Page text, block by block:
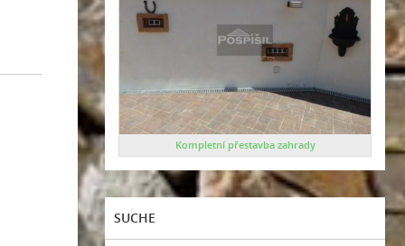
Kompletní přestavba zahrady
SUCHE